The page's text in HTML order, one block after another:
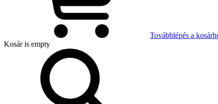
Továbblépés a
Kosáris empty